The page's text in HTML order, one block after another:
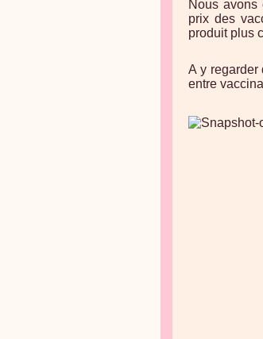
Nous
prix des
produit plus
A y regarder
entre